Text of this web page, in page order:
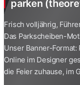
parken
Frisch volljährig,
Das Parkscheiben-
Unser Banner-
Online im Designer
die Feier zuhause, im